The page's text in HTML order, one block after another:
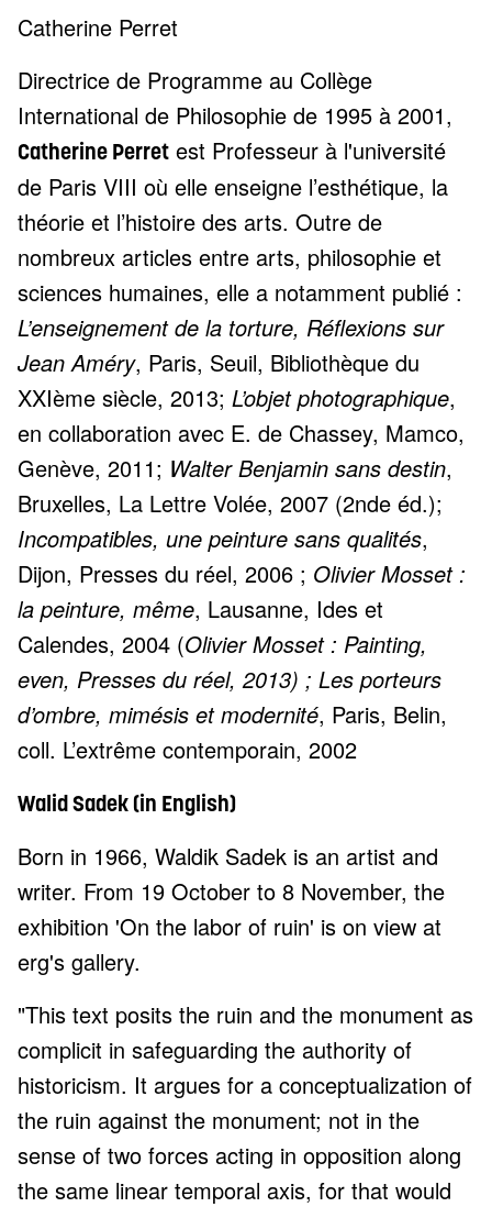
Catherine Perret
Directrice de Programme au Collège
International de Philosophie de 1995 à 2001,
Catherine Perret est Professeur à l'université
de Paris VIII où elle enseigne l’esthétique, la
théorie et l’histoire des arts. Outre de
nombreux articles entre arts, philosophie et
sciences humaines, elle a notamment publié :
L’enseignement de la torture, Réflexions sur
Jean Améry, Paris, Seuil, Bibliothèque du
XXIème siècle, 2013; L’objet photographique,
en collaboration avec E. de Chassey, Mamco,
Genève, 2011; Walter Benjamin sans destin,
Bruxelles, La Lettre Volée, 2007 (2nde éd.);
Incompatibles, une peinture sans qualités,
Dijon, Presses du réel, 2006 ; Olivier Mosset :
la peinture, même, Lausanne, Ides et
Calendes, 2004 (Olivier Mosset : Painting,
even, Presses du réel, 2013) ; Les porteurs
d’ombre, mimésis et modernité, Paris, Belin,
coll. L’extrême contemporain, 2002
Walid Sadek (in English)
Born in 1966, Waldik Sadek is an artist and
writer. From 19 October to 8 November, the
exhibition 'On the labor of ruin' is on view at
erg's gallery.
"This text posits the ruin and the monument as
complicit in safeguarding the authority of
historicism. It argues for a conceptualization of
the ruin against the monument; not in the
sense of two forces acting in opposition along
the same linear temporal axis, for that would